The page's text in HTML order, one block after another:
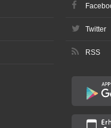
Twitter
RSS